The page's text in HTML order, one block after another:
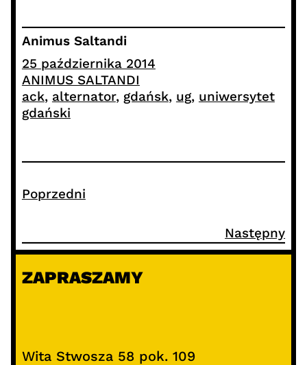
Animus Saltandi
25 października 2014
ANIMUS SALTANDI
ack, alternator, gdańsk, ug, uniwersytet
gdański
Poprzedni
Następny
ZAPRASZAMY
Wita Stwosza 58 pok. 109